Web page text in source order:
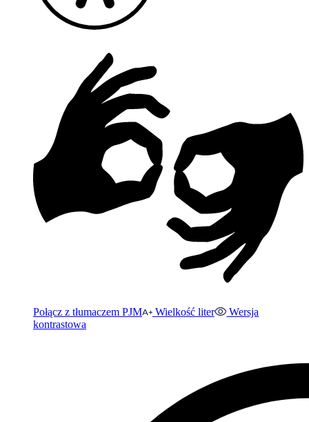
Połącz z tłumaczem PJM Wielkość liter
Wersja
kontrastowa